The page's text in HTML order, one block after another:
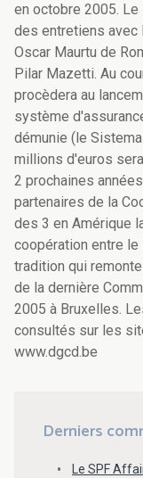
en octobre 2005.
des entretiens
Oscar Maurtu de
Pilar Mazetti. Au
procèdera au
système
démunie (le
millions d'euros
2 prochaines
partenaires de la
des 3 en Amérique
coopération entre
tradition qui
de la dernière
2005 à Bruxelles.
consultés sur les
www.dgcd.be
Derniers
Le SPF